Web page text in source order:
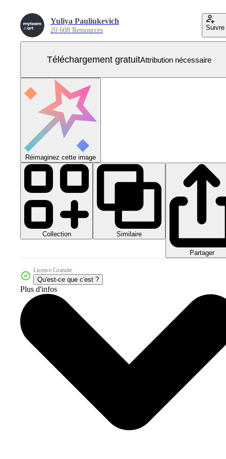
Yuliya Pauliukevich
20 608 Ressources Suivre
Téléchargement gratuitAttribution nécessaire
Réimaginez cette image
Collection Similaire
Partager
Licence Gratuite
Qu'est-ce que c'est ?
Plus d'infos